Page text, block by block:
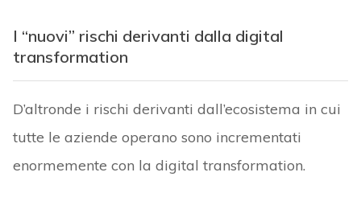
I “nuovi” rischi derivanti dalla digital
transformation
D’altronde i rischi derivanti dall’ecosistema in cui
tutte le aziende operano sono incrementati
enormemente con la digital transformation.